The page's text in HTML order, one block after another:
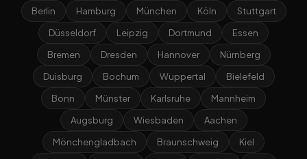
Berlin Hamburg München Köln
Stuttgart
Düsseldorf
Leipzig Dortmund
Essen
Bremen
Dresden Hannover
Nürnberg
Duisburg
Bochum Wuppertal
Bielefeld
Bonn
Münster Karlsruhe
Mannheim
Augsburg
Wiesbaden
Aachen
Mönchengladbach
Braunschweig
Kiel